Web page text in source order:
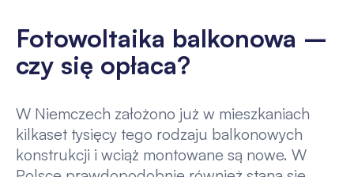
Fotowoltaika balkonowa –
czy się opłaca?
W Niemczech założono już w mieszkaniach
kilkaset tysięcy tego rodzaju balkonowych
konstrukcji i wciąż montowane są nowe. W